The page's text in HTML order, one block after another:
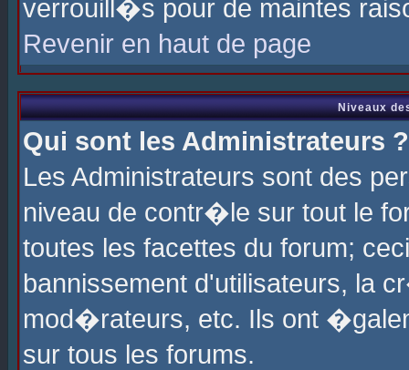
verrouill�s pour de maintes
Revenir en haut de page
Niveaux
Qui sont les Administrateurs ?
Les Administrateurs sont des
niveau de contr�le sur tout le
toutes les facettes du forum;
bannissement d'utilisateurs, la
mod�rateurs, etc. Ils ont
sur tous les forums.